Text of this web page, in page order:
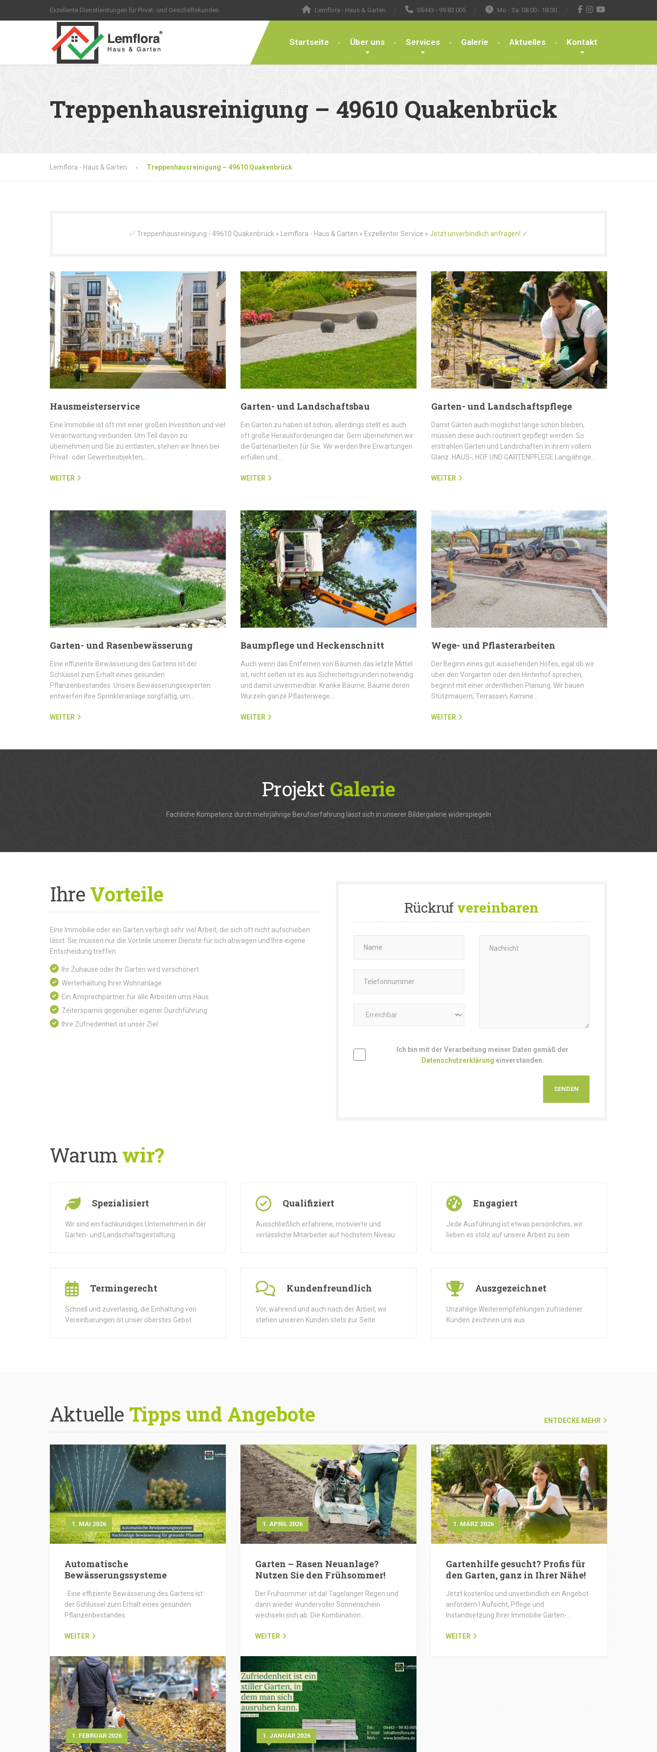
Exzellente Dienstleistungen für Privat- und Geschäftskunden Lemflora - Haus & Garten 05443 - 99 83 005 Mo - Sa: 08:00 - 18:00
Startseite Über uns Services Galerie Aktuelles Kontakt
Treppenhausreinigung – 49610 Quakenbrück
Lemflora - Haus & Garten Treppenhausreinigung – 49610 Quakenbrück
✅ Treppenhausreinigung - 49610 Quakenbrück » Lemflora - Haus & Garten » Exzellenter Service » Jetzt unverbindlich anfragen! ✓
Hausmeisterservice
Eine Immobilie ist oft mit einer großen Investition und viel
Verantwortung verbunden. Um Teil davon zu
übernehmen und Sie zu entlasten, stehen wir Ihnen bei
Privat- oder Gewerbeobjekten,…
WEITER
Garten- und Landschaftsbau
Ein Garten zu haben ist schön, allerdings stellt es auch
oft große Herausforderungen dar. Gern übernehmen wir
die Gartenarbeiten für Sie. Wir werden Ihre Erwartungen
erfüllen und…
WEITER
Garten- und Landschaftspflege
Damit Gärten auch möglichst lange schön bleiben,
müssen diese auch routiniert gepflegt werden. So
erstrahlen Gärten und Landschaften in ihrem vollem
Glanz. HAUS-, HOF UND GARTENPFLEGE Langjährige…
WEITER
Garten- und Rasenbewässerung
Eine effiziente Bewässerung des Gartens ist der
Schlüssel zum Erhalt eines gesunden
Pflanzenbestandes. Unsere Bewässerungsexperten
entwerfen Ihre Sprinkleranlage sorgfältig, um…
WEITER
Baumpflege und Heckenschnitt
Auch wenn das Entfernen von Bäumen das letzte Mittel
ist, nicht selten ist es aus Sicherheitsgründen notwendig
und damit unvermeidbar. Kranke Bäume, Bäume deren
Wurzeln ganze Pflasterwege…
WEITER
Wege- und Pflasterarbeiten
Der Beginn eines gut aussehenden Hofes, egal ob wir
über den Vorgarten oder den Hinterhof sprechen,
beginnt mit einer ordentlichen Planung. Wir bauen
Stützmauern, Terrassen, Kamine…
WEITER
Projekt Galerie
Fachliche Kompetenz durch mehrjährige Berufserfahrung lässt sich in unserer Bildergalerie widerspiegeln
IhreVorteile
Eine Immobilie oder ein Garten verbirgt sehr viel Arbeit, die sich oft nicht aufschieben
lässt. Sie müssen nur die Vorteile unserer Dienste für sich abwägen und Ihre eigene
Entscheidung treffen.
Ihr Zuhause oder Ihr Garten wird verschönert
Werterhaltung Ihrer Wohnanlage
Ein Ansprechpartner für alle Arbeiten ums Haus
Zeitersparnis gegenüber eigener Durchführung
Ihre Zufriedenheit ist unser Ziel
Rückrufvereinbaren
Ich bin mit der Verarbeitung meiner Daten gemäß der
Datenschutzerklärung einverstanden.
Warum wir?
Spezialisiert
Wir sind ein fachkundiges Unternehmen in der
Garten- und Landschaftsgestaltung
Termingerecht
Schnell und zuverlässig, die Einhaltung von
Vereinbarungen ist unser oberstes Gebot
Qualifiziert
Ausschließlich erfahrene, motivierte und
verlässliche Mitarbeiter auf höchstem Niveau
Kundenfreundlich
Vor, während und auch nach der Arbeit, wir
stehen unseren Kunden stets zur Seite
Engagiert
Jede Ausführung ist etwas persönliches, wir
lieben es stolz auf unsere Arbeit zu sein
Auszgezeichnet
Unzählige Weiterempfehlungen zufriedener
Kunden zeichnen uns aus
Aktuelle Tipps und Angebote ENTDECKE MEHR
1. MAI 2026
Automatische
Bewässerungssysteme
Eine effiziente Bewässerung des Gartens ist
der Schlüssel zum Erhalt eines gesunden
Pflanzenbestandes.
WEITER
1. APRIL 2026
Garten – Rasen Neuanlage?
Nutzen Sie den Frühsommer!
Der Frühsommer ist da! Tagelanger Regen und
dann wieder wundervoller Sonnenschein
wechseln sich ab. Die Kombination…
WEITER
1. MÄRZ 2026
Gartenhilfe gesucht? Profis für
den Garten, ganz in Ihrer Nähe!
Jetzt kostenlos und unverbindlich ein Angebot
anfordern ! Aufsicht, Pflege und
Instandsetzung Ihrer Immobilie Garten-…
WEITER
1. FEBRUAR 2026 1. JANUAR 2026